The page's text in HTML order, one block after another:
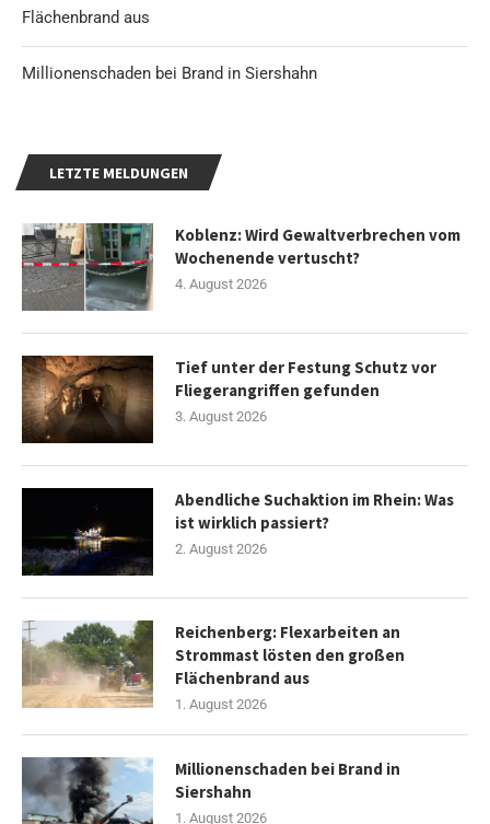
Flächenbrand aus
Millionenschaden bei Brand in Siershahn
LETZTE MELDUNGEN
Koblenz: Wird Gewaltverbrechen vom
Wochenende vertuscht?
4. August 2026
Tief unter der Festung Schutz vor
Fliegerangriffen gefunden
3. August 2026
Abendliche Suchaktion im Rhein: Was
ist wirklich passiert?
2. August 2026
Reichenberg: Flexarbeiten an
Strommast lösten den großen
Flächenbrand aus
1. August 2026
Millionenschaden bei Brand in
Siershahn
1. August 2026